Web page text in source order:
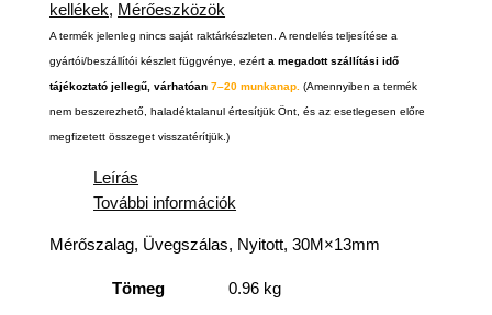
kellékek, Mérőeszközök
A termék jelenleg nincs saját raktárkészleten. A rendelés teljesítése a
gyártói/beszállítói készlet függvénye, ezérta megadott szállítási idő
tájékoztató jellegű, várhatóan7–20 munkanap. (Amennyiben a termék
nem beszerezhető, haladéktalanul értesítjük Önt, és az esetlegesen előre
megfizetett összeget visszatérítjük.)
Leírás
További információk
Mérőszalag, Üvegszálas, Nyitott, 30M×13mm
Tömeg 0.96 kg